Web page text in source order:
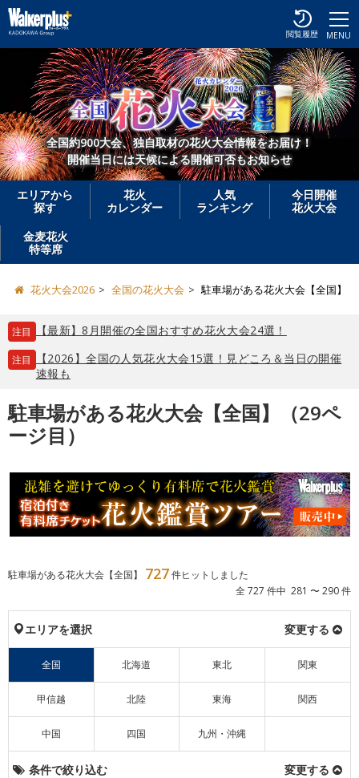
MENU
閲覧履歴
全国約900大会、独自取材の花火大会情報をお届け！
開催当日には天候による開催可否もお知らせ
エリアから
探す
花火
カレンダー
人気
ランキング
今日開催
花火大会
金麦花火
特等席
花火大会2026 全国の花火大会 駐車場がある花火大会【全国】
注目 【最新】8月開催の全国おすすめ花火大会24選！
注目
【2026】全国の人気花火大会15選！見どころ＆当日の開催
速報も
駐車場がある花火大会【全国】（29ペ
ージ目）
駐車場がある花火大会【全国】 727件ヒットしました
全 727 件中 281 〜 290 件
エリアを選択 変更する
全国 北海道 東北 関東
甲信越 北陸 東海 関西
中国 四国 九州・沖縄
条件で絞り込む 変更する